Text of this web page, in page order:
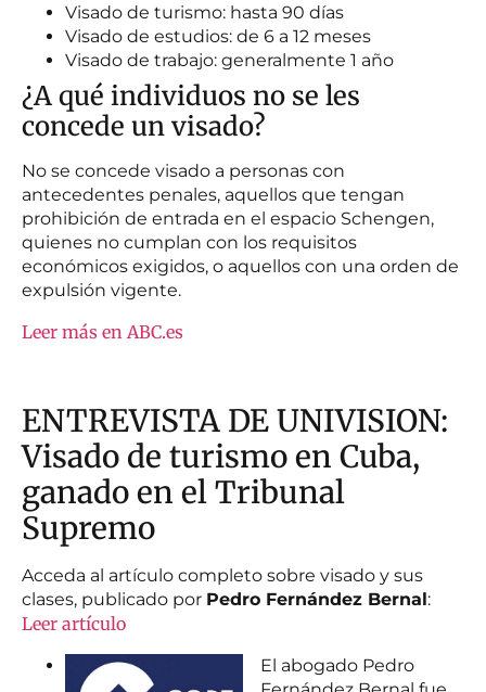
Visado de turismo: hasta 90 días
Visado de estudios: de 6 a 12 meses
Visado de trabajo: generalmente 1 año
¿A qué individuos no se les
concede un visado?
No se concede visado a personas con
antecedentes penales, aquellos que tengan
prohibición de entrada en el espacio Schengen,
quienes no cumplan con los requisitos
económicos exigidos, o aquellos con una orden de
expulsión vigente.
Leer más en ABC.es
ENTREVISTA DE UNIVISION:
Visado de turismo en Cuba,
ganado en el Tribunal
Supremo
Acceda al artículo completo sobre visado y sus
clases, publicado por Pedro Fernández Bernal:
Leer artículo
El abogado Pedro